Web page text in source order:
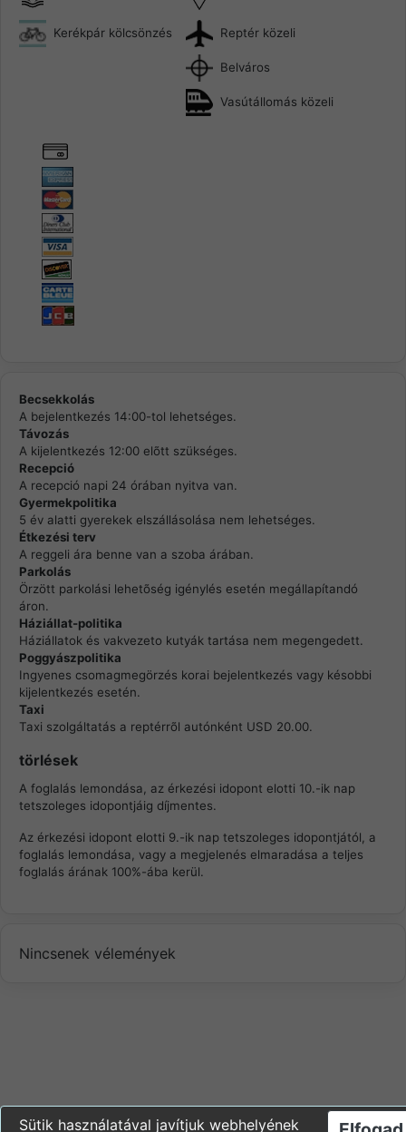
Sütik használatával javítjuk webhelyének
Kerékpár kölcsönzés Reptér közeli
Belváros
Vasútállomás közeli
Becsekkolás
A bejelentkezés 14:00-tol lehetséges.
Távozás
A kijelentkezés 12:00 elõtt szükséges.
Recepció
A recepció napi 24 órában nyitva van.
Gyermekpolitika
5 év alatti gyerekek elszállásolása nem lehetséges.
Étkezési terv
A reggeli ára benne van a szoba árában.
Parkolás
Örzött parkolási lehetõség igénylés esetén megállapítandó
áron.
Háziállat-politika
Háziállatok és vakvezeto kutyák tartása nem megengedett.
Poggyászpolitika
Ingyenes csomagmegörzés korai bejelentkezés vagy késobbi
kijelentkezés esetén.
Taxi
Taxi szolgáltatás a reptérrõl autónként USD 20.00.
törlések
A foglalás lemondása, az érkezési idopont elotti 10.-ik nap
tetszoleges idopontjáig díjmentes.
Az érkezési idopont elotti 9.-ik nap tetszoleges idopontjától, a
foglalás lemondása, vagy a megjelenés elmaradása a teljes
foglalás árának 100%-ába kerül.
Nincsenek vélemények